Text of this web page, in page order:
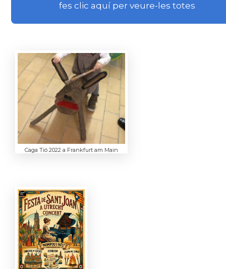
fes clic aquí per veure-les totes
Caga Tió 2022 a Frankfurt am Main